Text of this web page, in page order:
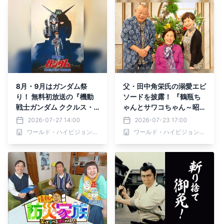
8月・9月はガンダム祭
り！ 無料初放送の『機動
戦士ガンダム ククルス・
ドアンの島』を含む8作品
を毎週放送 2026年8月9
日（日）よる7時スター
曜アニメ劇場」
2026-07-27 14:00
ワールド・ハイビジョン・チャンネル株式会社
父・田中角栄氏の溺愛エピ
ソードを披露！ 『鶴瓶ち
ゃんとサワコちゃん～昭和
の大先輩とおかしな２人
～』第70回ゲスト：田中
眞紀子 7月27日（月）よる
2026-07-23 17:00
ワールド・ハイビジョン・チャンネル株式会社